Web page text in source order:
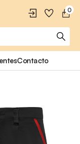
0
Contacto